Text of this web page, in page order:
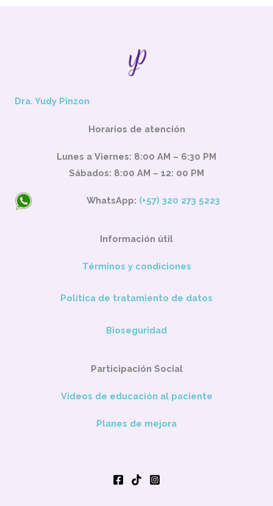
Dra. Yudy Pinzon
Horarios de atención
Lunes a Viernes: 8:00 AM – 6:30 PM
Sábados: 8:00 AM – 12: 00 PM
WhatsApp: (+57) 320 273 5223
Información útil
Términos y condiciones
Política de tratamiento de datos
Bioseguridad
Participación Social
Videos de educación al paciente
Planes de mejora